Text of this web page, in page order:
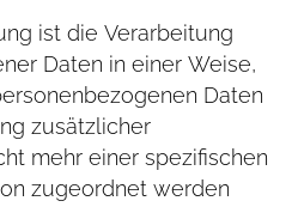
ist die Verarbeitung
Daten in einer Weise,
Daten
zusätzlicher
mehr einer spezifischen
zugeordnet werden